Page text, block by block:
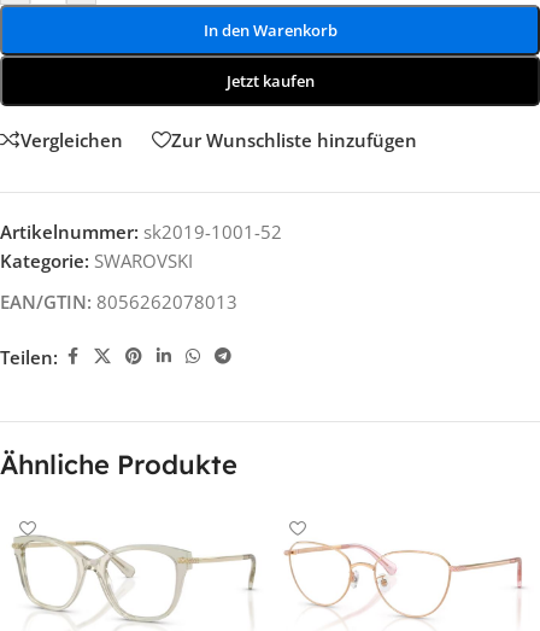
In den Warenkorb
Jetzt kaufen
Vergleichen Zur Wunschliste hinzufügen
Artikelnummer: sk2019-1001-52
Kategorie: SWAROVSKI
EAN/GTIN: 8056262078013
Teilen:
Ähnliche Produkte